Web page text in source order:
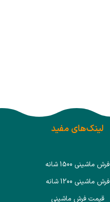
لینک‌های مفید
فرش ماشینی 1500 شانه
فرش ماشینی 1200 شانه
قیمت فرش ماشینی